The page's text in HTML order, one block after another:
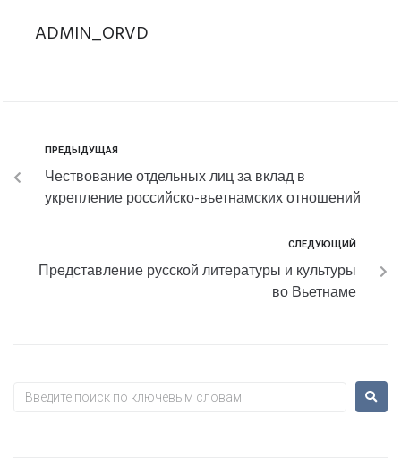
ADMIN_ORVD
ПРЕДЫДУЩАЯ
Чествование отдельных лиц за вклад в
укрепление российско-вьетнамских отношений
СЛЕДУЮЩИЙ
Представление русской литературы и культуры
во Вьетнаме